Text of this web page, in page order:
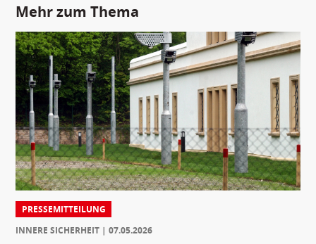
Mehr zum Thema
PRESSEMITTEILUNG
INNERE SICHERHEIT
07.05.2026